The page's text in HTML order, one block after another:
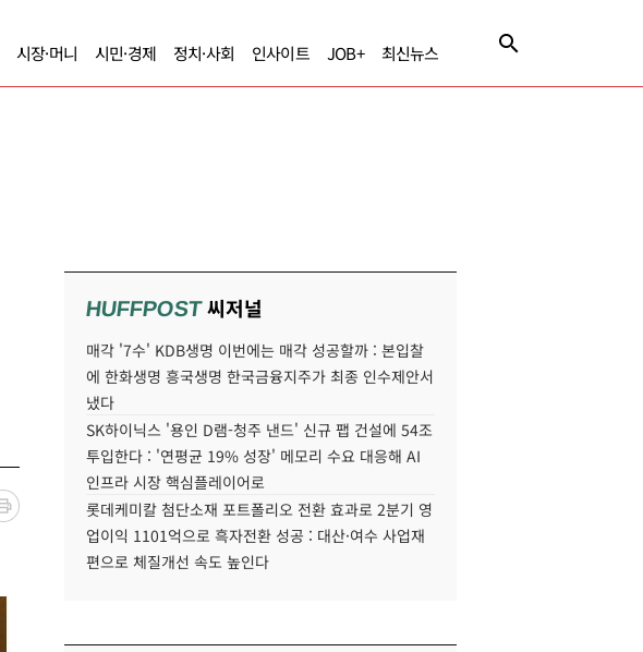
시장·머니 시민·경제 정치·사회 인사이트 JOB+ 최신뉴스
HUFFPOST씨저널
매각 '7수' KDB생명 이번에는 매각 성공할까 : 본입찰
에 한화생명 흥국생명 한국금융지주가 최종 인수제안서
냈다
SK하이닉스 '용인 D램-청주 낸드' 신규 팹 건설에 54조
투입한다 : '연평균 19% 성장' 메모리 수요 대응해 AI
인프라 시장 핵심플레이어로
롯데케미칼 첨단소재 포트폴리오 전환 효과로 2분기 영
업이익 1101억으로 흑자전환 성공 : 대산·여수 사업재
편으로 체질개선 속도 높인다